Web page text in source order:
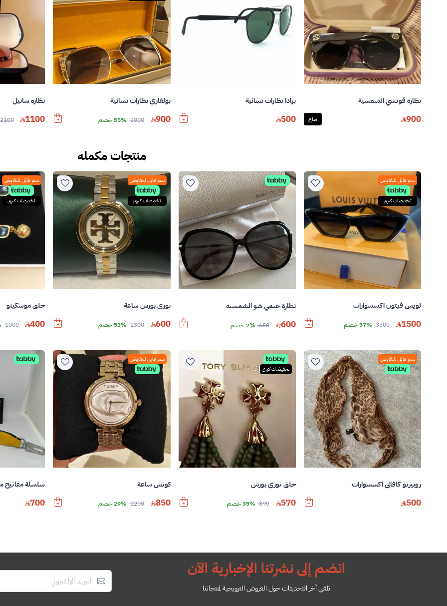
نظارة قوتشي الشمسية
900 مباع
برادا نظارات نسائية
500
بولغاري نظارات نسائية
900
2000 55% خصم
نظارة شانيل
1100
2100
منتجات مكمله
سعر قابل للتفاوض
تخفيضات كبرى
لويس فيتون اكسسوارات
1500
3500 57% خصم
نظارة جيمي شو الشمسية
600
650 7% خصم
سعر قابل للتفاوض
تخفيضات كبرى
توري بورش ساعة
600
1300 53% خصم
سعر قابل للتفاوض
تخفيضات كبرى
حلق موسكينو
400
1000
سعر قابل للتفاوض
روبيرتو كافالي اكسسوارات
500
تخفيضات كبرى
حلق توري بورش
570
890 35% خصم
سعر قابل للتفاوض
كوتش ساعة
850
1200 29% خصم
سلسلة مفاتيح
700
انضم إلى نشرتنا الإخبارية الآن
تلقي آخر التحديثات حول العروض الترويجية لمنتجاتنا